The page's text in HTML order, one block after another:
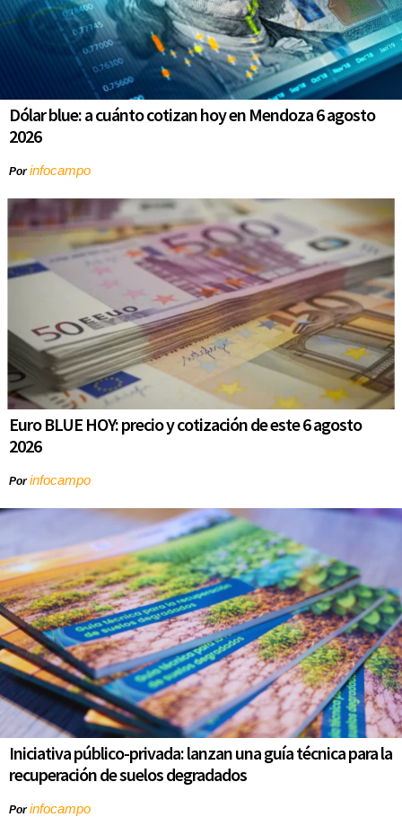
Dólar blue: a cuánto cotizan hoy en Mendoza 6 agosto
2026
Porinfocampo
Euro BLUE HOY: precio y cotización de este 6 agosto
2026
Porinfocampo
Iniciativa público-privada: lanzan una guía técnica para la
recuperación de suelos degradados
Porinfocampo